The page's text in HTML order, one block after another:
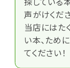
声がけくだ
当店にはた
い本、ため
てください！